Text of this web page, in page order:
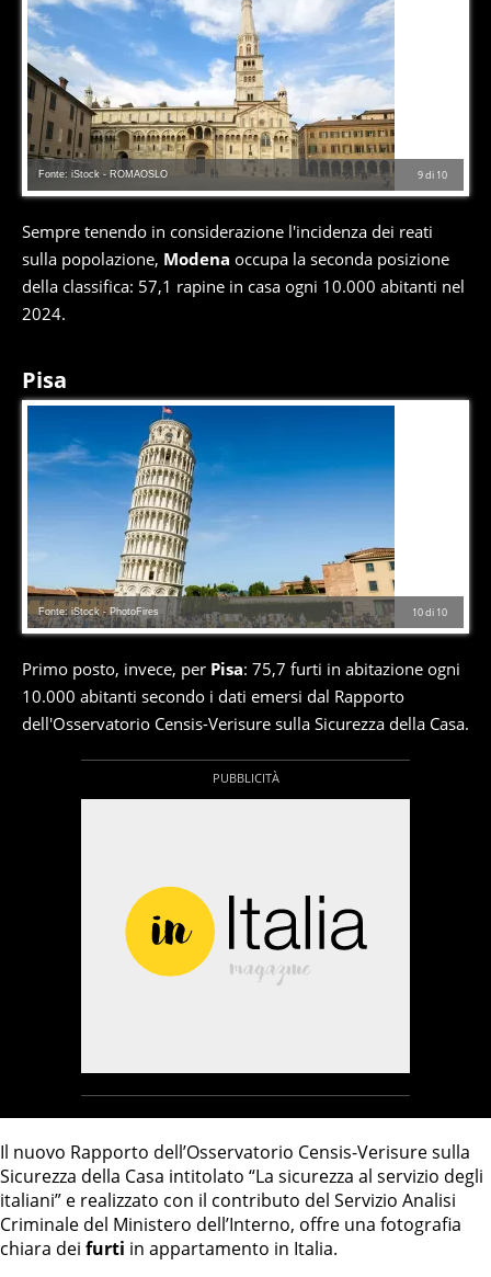
9di 10
Fonte: iStock - ROMAOSLO
Sempre tenendo in considerazione l'incidenza dei reati
sulla popolazione, Modena occupa la seconda posizione
della classifica: 57,1 rapine in casa ogni 10.000 abitanti nel
2024.
Pisa
10di 10
Fonte: iStock - PhotoFires
Primo posto, invece, per Pisa: 75,7 furti in abitazione ogni
10.000 abitanti secondo i dati emersi dal Rapporto
dell'Osservatorio Censis-Verisure sulla Sicurezza della Casa.
Il nuovo Rapporto dell’Osservatorio Censis-Verisure sulla
Sicurezza della Casa intitolato “La sicurezza al servizio degli
italiani” e realizzato con il contributo del Servizio Analisi
Criminale del Ministero dell’Interno, offre una fotografia
chiara dei furti in appartamento in Italia.